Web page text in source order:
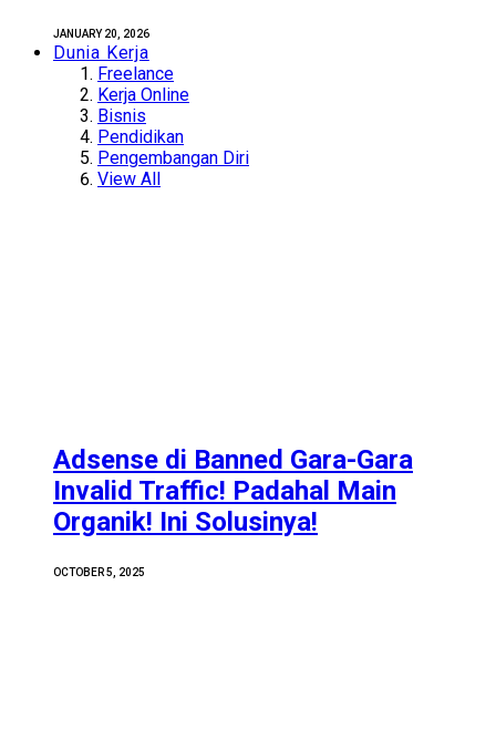
JANUARY 20, 2026
Dunia Kerja
Freelance
Kerja Online
Bisnis
Pendidikan
Pengembangan Diri
View All
Adsense di Banned Gara-Gara
Invalid Traffic! Padahal Main
Organik! Ini Solusinya!
OCTOBER 5, 2025